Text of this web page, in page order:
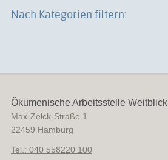
Nach Kategorien filtern:
Ökumenische Arbeitsstelle Weitblick
Max-Zelck-Straße 1
22459 Hamburg
Tel.: 040 558220 100